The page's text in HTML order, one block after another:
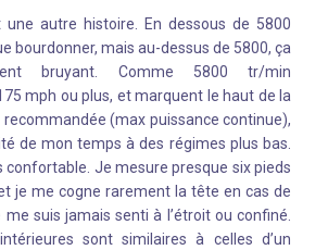
une autre histoire. En dessous de 5800
bourdonner, mais au-dessus de 5800, ça
bruyant. Comme 5800 tr/min
mph ou plus, et marquent le haut de la
(max puissance continue),
de mon temps à des régimes plus bas.
confortable. Je mesure presque six pieds
je me cogne rarement la tête en cas de
suis jamais senti à l’étroit ou confiné.
sont similaires à celles d’un